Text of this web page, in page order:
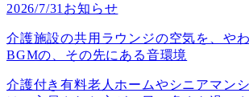
2026/7/31 お知らせ
介護施設の共用ラウンジの空気を、や
BGMの、その先にある音環境
介護付き有料老人ホームやシニアマン